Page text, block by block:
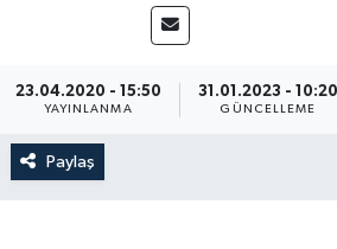
23.04.2020 - 15:50
YAYINLANMA
31.01.2023 - 10:20
GÜNCELLEME
Paylaş